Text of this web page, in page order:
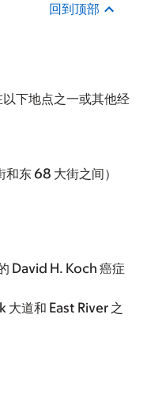
回到顶部
下地点之一或其他经
东 68 大街之间）
David H. Koch 癌症
大道和 East River 之